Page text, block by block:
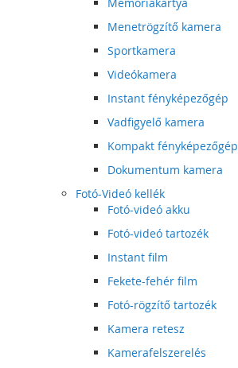
Menetrögzítő kamera
Sportkamera
Videókamera
Instant fényképezőgép
Vadfigyelő kamera
Kompakt fényképezőgép
Dokumentum kamera
Fotó-Videó kellék
Fotó-videó akku
Fotó-videó tartozék
Instant film
Fekete-fehér film
Fotó-rögzítő tartozék
Kamera retesz
Kamerafelszerelés